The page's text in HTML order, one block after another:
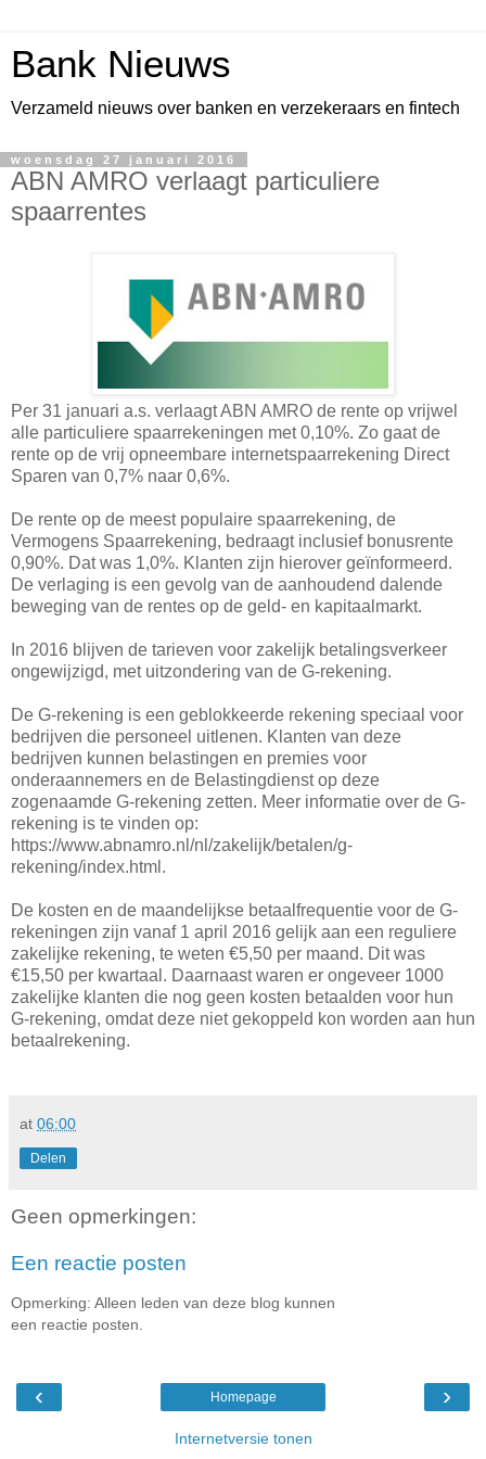
Bank Nieuws
Verzameld nieuws over banken en verzekeraars en fintech
woensdag 27 januari 2016
ABN AMRO verlaagt particuliere
spaarrentes
Per 31 januari a.s. verlaagt ABN AMRO de rente op vrijwel
alle particuliere spaarrekeningen met 0,10%. Zo gaat de
rente op de vrij opneembare internetspaarrekening Direct
Sparen van 0,7% naar 0,6%.
De rente op de meest populaire spaarrekening, de
Vermogens Spaarrekening, bedraagt inclusief bonusrente
0,90%. Dat was 1,0%. Klanten zijn hierover geïnformeerd.
De verlaging is een gevolg van de aanhoudend dalende
beweging van de rentes op de geld- en kapitaalmarkt.
In 2016 blijven de tarieven voor zakelijk betalingsverkeer
ongewijzigd, met uitzondering van de G-rekening.
De G-rekening is een geblokkeerde rekening speciaal voor
bedrijven die personeel uitlenen. Klanten van deze
bedrijven kunnen belastingen en premies voor
onderaannemers en de Belastingdienst op deze
zogenaamde G-rekening zetten. Meer informatie over de G-
rekening is te vinden op:
https://www.abnamro.nl/nl/zakelijk/betalen/g-
rekening/index.html.
De kosten en de maandelijkse betaalfrequentie voor de G-
rekeningen zijn vanaf 1 april 2016 gelijk aan een reguliere
zakelijke rekening, te weten €5,50 per maand. Dit was
€15,50 per kwartaal. Daarnaast waren er ongeveer 1000
zakelijke klanten die nog geen kosten betaalden voor hun
G-rekening, omdat deze niet gekoppeld kon worden aan hun
betaalrekening.
at 06:00
Delen
Geen opmerkingen:
Een reactie posten
Opmerking: Alleen leden van deze blog kunnen
een reactie posten.
‹ ›
Homepage
Internetversie tonen